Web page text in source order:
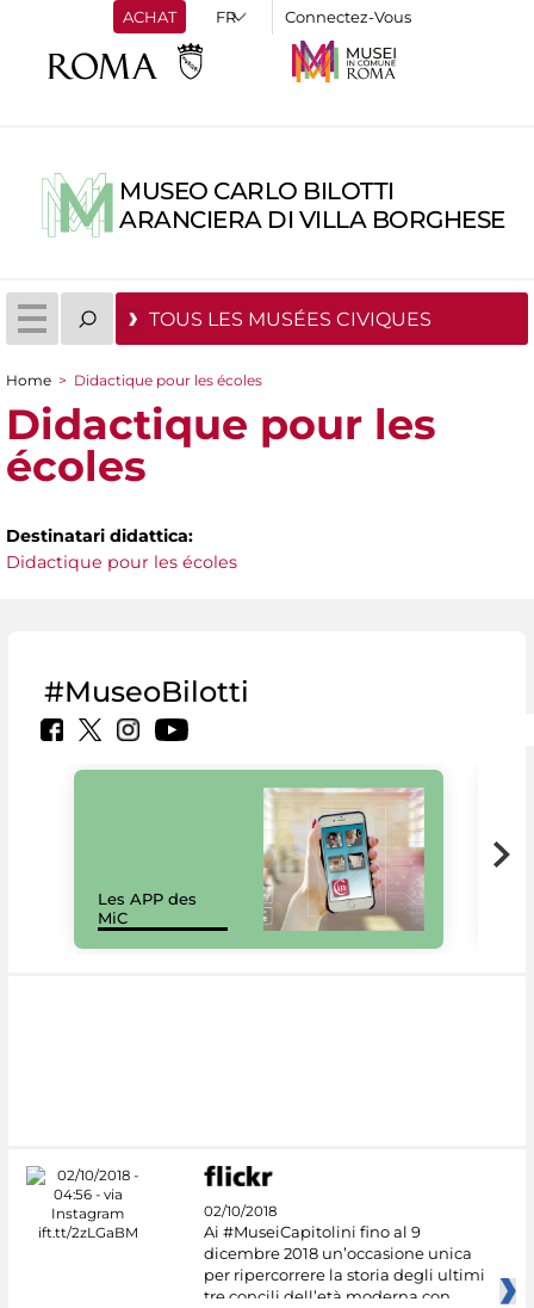
ACHAT Connectez-Vous
MUSEO CARLO BILOTTI
ARANCIERA DI VILLA BORGHESE
TOUS LES MUSÉES CIVIQUES
You are here
Home > Didactique pour les écoles
Didactique pour les
écoles
Destinatari didattica:
Didactique pour les écoles
#MuseoBilotti
Les APP des
MiC
02/10/2018
Ai #MuseiCapitolini fino al 9
dicembre 2018 un’occasione unica
per ripercorrere la storia degli ultimi
tre concili dell’età moderna con